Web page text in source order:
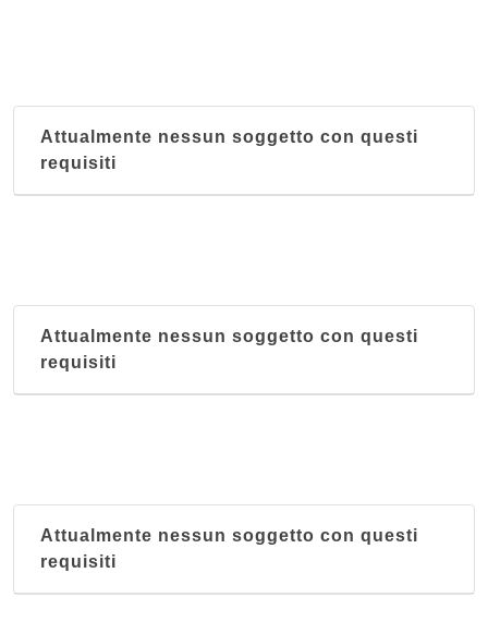
Attualmente nessun soggetto con questi
requisiti
Attualmente nessun soggetto con questi
requisiti
Attualmente nessun soggetto con questi
requisiti